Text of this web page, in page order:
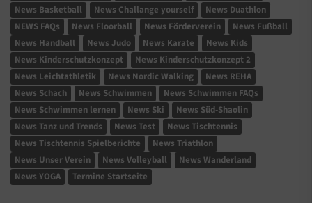
News Basketball
News Challange yourself
News Duathlon
NEWS FAQs
News Floorball News Förderverein
News Fußball
News Handball
News Judo News Karate
News Kids
News Kinderschutzkonzept
News Kinderschutzkonzept 2
News Leichtathletik
News Nordic Walking
News REHA
News Schach
News Schwimmen
News Schwimmen FAQs
News Schwimmen lernen
News Ski
News Süd-Shaolin
News Tanz und Trends
News Test
News Tischtennis
News Tischtennis Spielberichte
News Triathlon
News Unser Verein
News Volleyball
News Wanderland
News YOGA
Termine Startseite